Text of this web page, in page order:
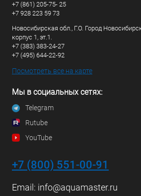
+7 (861) 205-75- 25
+7 928 223 59 73
Новосибирская обл., Г.О. Город
корпус 1, эт.1.
+7 (383) 383-24-27
+7 (495) 644-22-92
Посмотреть все на карте
Мы в социальных сетях:
Telegram
Rutube
YouTube
+7 (800) 551-00-91
Email: info@aquamaster.ru